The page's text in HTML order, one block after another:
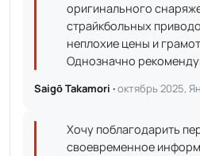
оригинального
страйкбольных
неплохие цены и
Однозначно
Saigō Takamori ·октябрь 2025,
Хочу поблагодарить
своевременное